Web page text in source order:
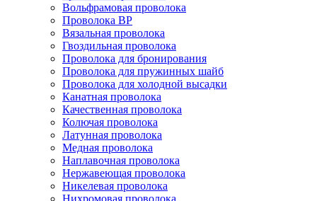
Вольфрамовая проволока
Проволока ВР
Вязальная проволока
Гвоздильная проволока
Проволока для бронирования
Проволока для пружинных шайб
Проволока для холодной высадки
Канатная проволока
Качественная проволока
Колючая проволока
Латунная проволока
Медная проволока
Наплавочная проволока
Нержавеющая проволока
Никелевая проволока
Нихромовая проволока